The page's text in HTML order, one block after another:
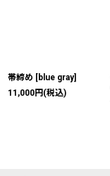
帯締め [blue gray]
11,000円 (税込)